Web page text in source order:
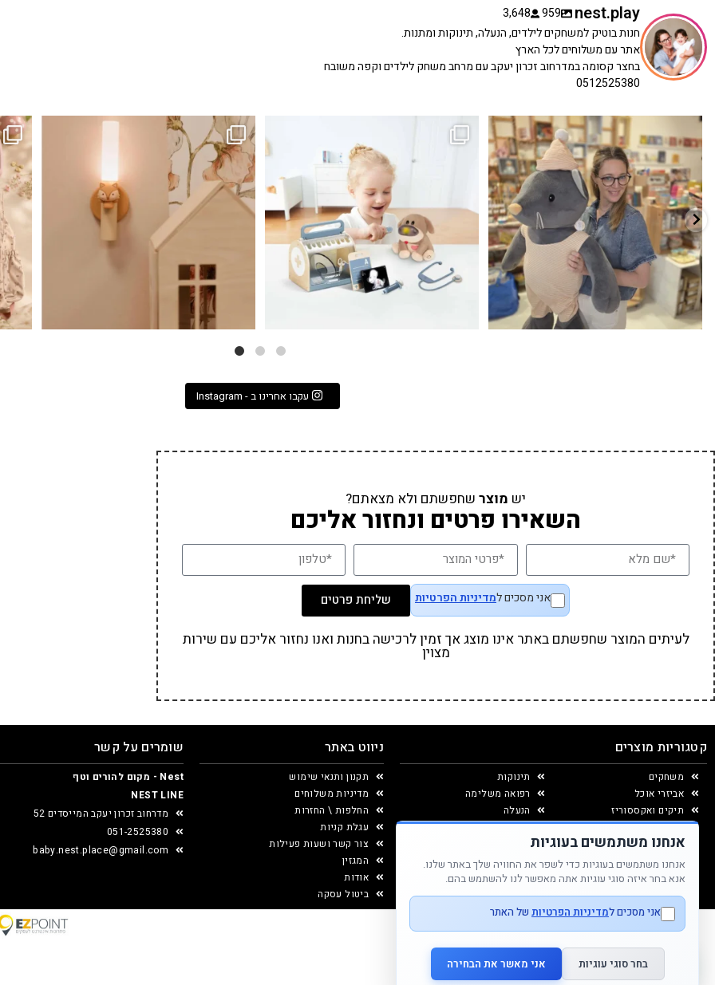
nest.play
959
3,648
חנות בוטיק למשחקים לילדים, הנעלה, תינוקות ומתנות.
אתר עם משלוחים לכל הארץ
בחצר קסומה במדרחוב זכרון יעקב עם מרחב משחק לילדים וקפה משובח
0512525380
גם פריט עיצובי לחדר, גם מנורת לילה מרגיעה, וגם...
0
7 0
כשפתחתי את החנות חלמתי ליצור מקום שהייתי
שמחה
39 16
עקבו אחרינו ב - Instagram
יש מוצר שחפשתם ולא מצאתם?
השאירו פרטים ונחזור אליכם
אני מסכים למדיניות הפרטיות שליחת פרטים
לעיתים המוצר שחפשתם באתר אינו מוצג אך זמין לרכישה בחנות ואנו נחזור אליכם עם שירות
מצוין
קטגוריות מוצרים
משחקים
אביזרי אוכל
תיקים ואקססוריז
יצירה ומוצרי נייר
עיצוב החדר
תינוקות
רפואה משלימה
הנעלה
ניווט באתר
תקנון ותנאי שימוש
מדיניות משלוחים
החלפות \ החזרות
עגלת קניות
צור קשר ושעות פעילות
המגזין
אודות
ביטול עסקה
שומרים על קשר
Nest - מקום להורים וטף
NEST LINE
מדרחוב זכרון יעקב המייסדים 52
051-2525380
baby.nest.place@gmail.com
אנחנו משתמשים בעוגיות
אנחנו משתמשים בעוגיות כדי לשפר את החוויה שלך באתר שלנו.
אנא בחר איזה סוגי עוגיות אתה מאפשר לנו להשתמש בהם.
אני מסכים למדיניות הפרטיות של האתר
בחר סוגי עוגיות אני מאשר את הבחירה